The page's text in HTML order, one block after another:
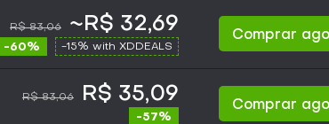
R$ 83,06 ~R$ 32,69
-60% -15% with XDDEALS
Comprar
R$ 83,06 R$ 35,09
-57%
Comprar